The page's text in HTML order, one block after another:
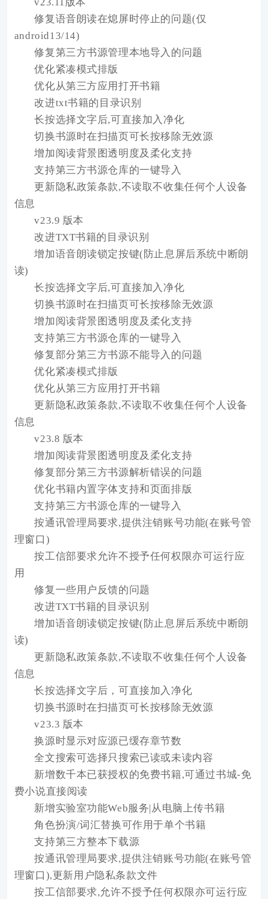
v23.11版本
修复语音朗读在熄屏时停止的问题(仅
android13/14)
修复第三方书源管理本地导入的问题
优化紧凑模式排版
优化从第三方应用打开书籍
改进txt书籍的目录识别
长按选择文字后,可直接加入净化
切换书源时在扫描页可长按移除无效源
增加阅读背景图透明度及柔化支持
支持第三方书源仓库的一键导入
更新隐私政策条款,不读取不收集任何个人设备
信息
v23.9 版本
改进TXT书籍的目录识别
增加语音朗读锁定按键(防止息屏后系统中断朗
读)
长按选择文字后,可直接加入净化
切换书源时在扫描页可长按移除无效源
增加阅读背景图透明度及柔化支持
支持第三方书源仓库的一键导入
修复部分第三方书源不能导入的问题
优化紧凑模式排版
优化从第三方应用打开书籍
更新隐私政策条款,不读取不收集任何个人设备
信息
v23.8 版本
增加阅读背景图透明度及柔化支持
修复部分第三方书源解析错误的问题
优化书籍内置字体支持和页面排版
支持第三方书源仓库的一键导入
按通讯管理局要求,提供注销账号功能(在账号管
理窗口)
按工信部要求允许不授予任何权限亦可运行应
用
修复一些用户反馈的问题
改进TXT书籍的目录识别
增加语音朗读锁定按键(防止息屏后系统中断朗
读)
更新隐私政策条款,不读取不收集任何个人设备
信息
长按选择文字后，可直接加入净化
切换书源时在扫描页可长按移除无效源
v23.3 版本
换源时显示对应源已缓存章节数
全文搜索可选择只搜索已读或未读内容
新增数千本已获授权的免费书籍,可通过书城-免
费小说直接阅读
新增实验室功能Web服务|从电脑上传书籍
角色扮演/词汇替换可作用于单个书籍
支持第三方整本下载源
按通讯管理局要求,提供注销账号功能(在账号管
理窗口),更新用户隐私条款文件
按工信部要求,允许不授予任何权限亦可运行应